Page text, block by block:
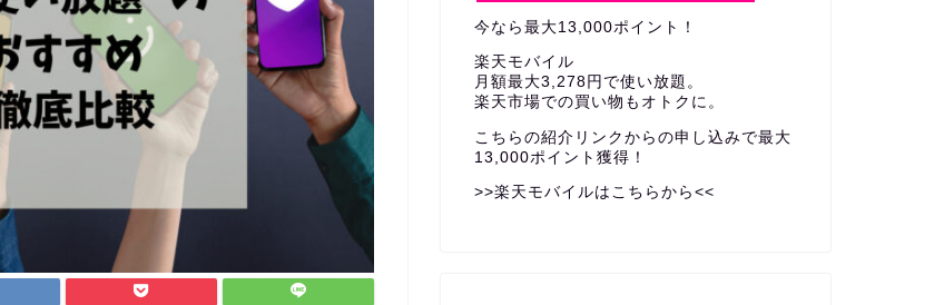
今なら最大13,000ポイント！
楽天モバイル
月額最大3,278円で使い放題。
楽天市場での買い物もオトクに。
こちらの紹介リンクからの申し込みで最大
13,000ポイント獲得！
>>楽天モバイルはこちらから<<